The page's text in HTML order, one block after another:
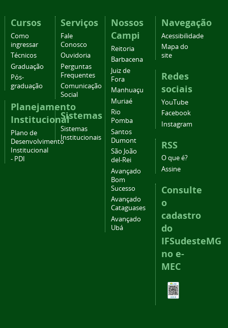
Cursos
Como
ingressar
Técnicos
Graduação
Pós-
graduação
Planejamento
Institucional
Plano de
Desenvolvimento
Institucional
- PDI
Serviços
Fale
Conosco
Ouvidoria
Perguntas
Frequentes
Comunicação
Social
Sistemas
Sistemas
Institucionais
Nossos
Campi
Reitoria
Barbacena
Juiz de
Fora
Manhuaçu
Muriaé
Rio
Pomba
Santos
Dumont
São João
del-Rei
Avançado
Bom
Sucesso
Avançado
Cataguases
Avançado
Ubá
Navegação
Acessibilidade
Mapa do
site
Redes
sociais
YouTube
Facebook
Instagram
RSS
O que é?
Assine
Consulte
o
cadastro
do
IFSudesteMG
no e-
MEC